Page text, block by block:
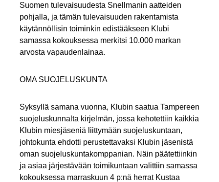
Suomen tulevaisuudesta Snellmanin aatteiden
pohjalla, ja tämän tulevaisuuden rakentamista
käytännöllisin toiminkin edistääkseen Klubi
samassa kokouksessa merkitsi 10.000 markan
arvosta vapaudenlainaa.
OMA SUOJELUSKUNTA
Syksyllä samana vuonna, Klubin saatua Tampereen
suojeluskunnalta kirjelmän, jossa kehotettiin kaikkia
Klubin miesjäseniä liittymään suojeluskuntaan,
johtokunta ehdotti perustettavaksi Klubin jäsenistä
oman suojeluskuntakomppanian. Näin päätettiinkin
ja asiaa järjestävään toimikuntaan valittiin samassa
kokouksessa marraskuun 4 p:nä herrat Kustaa